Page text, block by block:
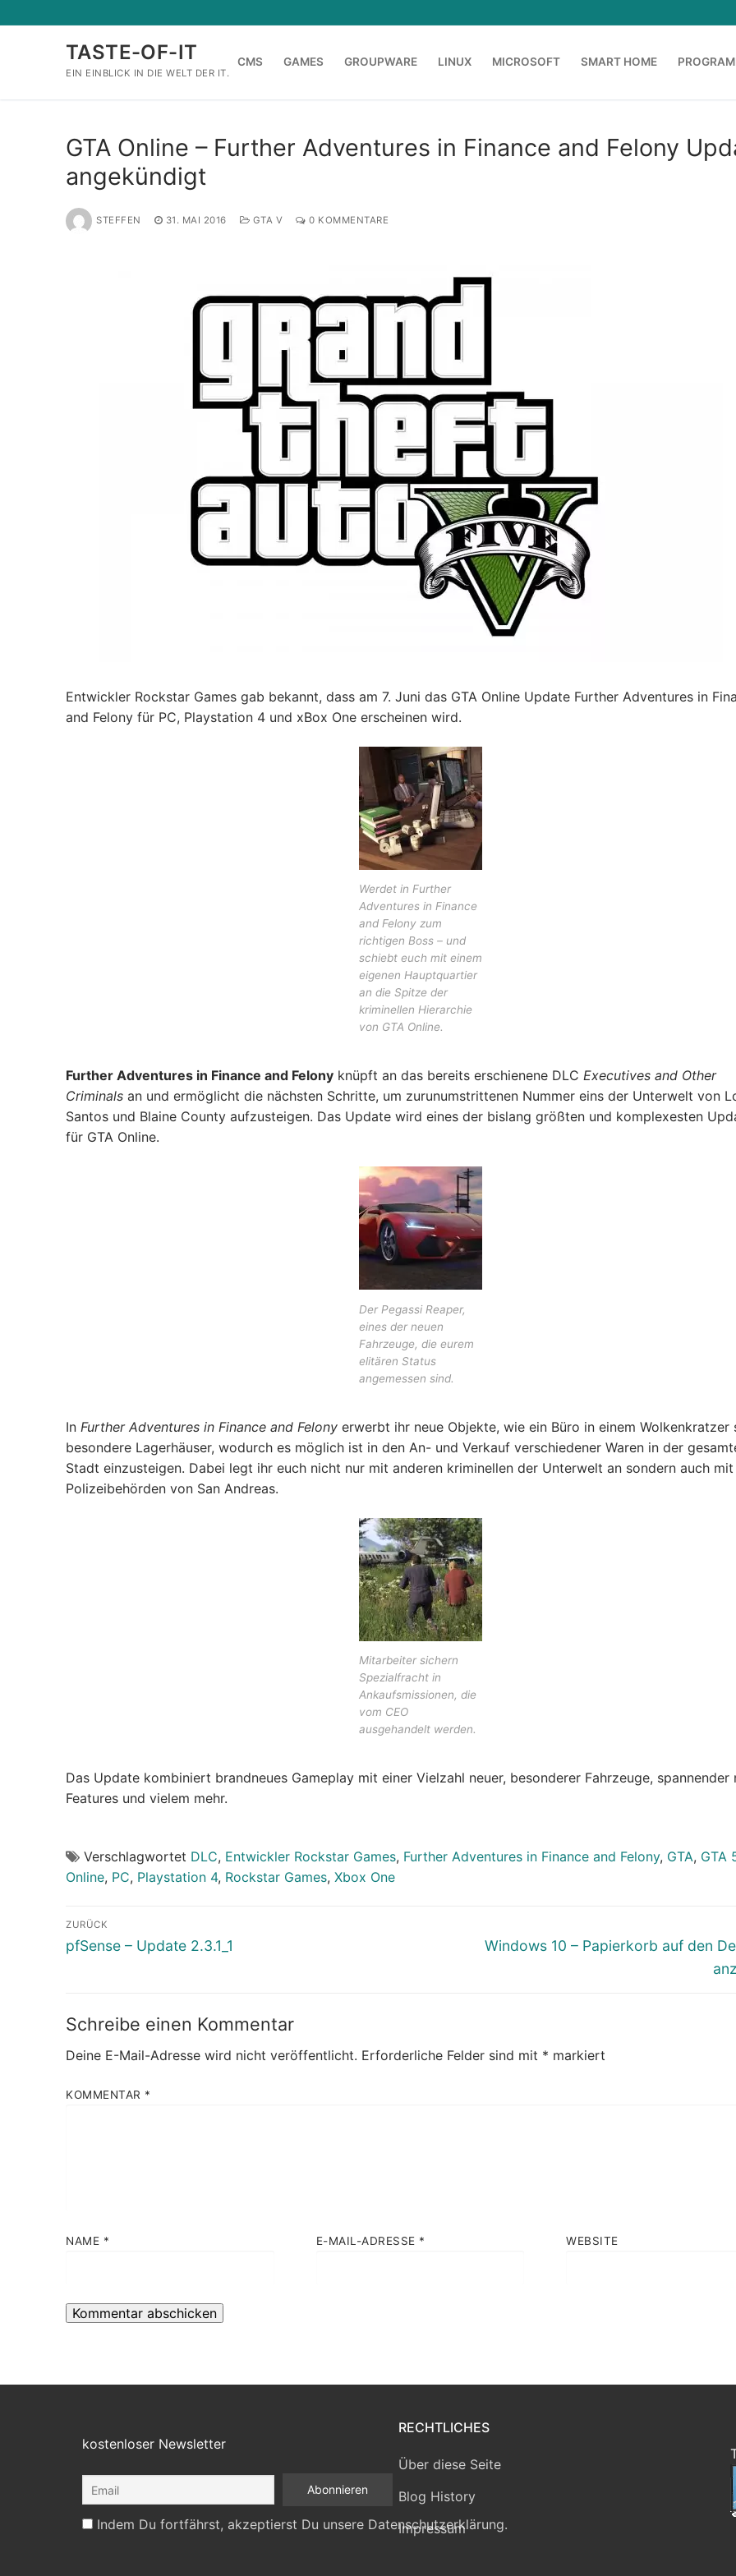
Inhalt
TASTE-OF-IT
EIN EINBLICK IN DIE WELT DER IT.
CMS GAMES GROUPWARE LINUX MICROSOFT SMART HOME
GTA Online – Further Adventures in Finance and Felony
angekündigt
STEFFEN 31. MAI 2016 GTA V 0 KOMMENTARE
Entwickler Rockstar Games gab bekannt, dass am 7. Juni das GTA Online Update Further Adventures in
and Felony für PC, Playstation 4 und xBox One erscheinen wird.
Werdet in Further
Adventures in Finance
and Felony zum
richtigen Boss – und
schiebt euch mit einem
eigenen Hauptquartier
an die Spitze der
kriminellen Hierarchie
von GTA Online.
Further Adventures in Finance and Felony knüpft an das bereits erschienene DLC Executives and Other
Criminals an und ermöglicht die nächsten Schritte, um zurunumstrittenen Nummer eins der Unterwelt von
Santos und Blaine County aufzusteigen. Das Update wird eines der bislang größten und komplexesten
für GTA Online.
Der Pegassi Reaper,
eines der neuen
Fahrzeuge, die eurem
elitären Status
angemessen sind.
In Further Adventures in Finance and Felony erwerbt ihr neue Objekte, wie ein Büro in einem Wolkenkratzer
besondere Lagerhäuser, wodurch es möglich ist in den An- und Verkauf verschiedener Waren in der
Stadt einzusteigen. Dabei legt ihr euch nicht nur mit anderen kriminellen der Unterwelt an sondern auch
Polizeibehörden von San Andreas.
Mitarbeiter sichern
Spezialfracht in
Ankaufsmissionen, die
vom CEO
ausgehandelt werden.
Das Update kombiniert brandneues Gameplay mit einer Vielzahl neuer, besonderer Fahrzeuge, spannender
Features und vielem mehr.
Verschlagwortet DLC, Entwickler Rockstar Games, Further Adventures in Finance and Felony, GTA, GTA
Online, PC, Playstation 4, Rockstar Games, Xbox One
Beitragsnavigation
ZURÜCK
Vorheriger
pfSense – Update 2.3.1_1
Nächster
Windows 10 – Papierkorb auf den
Schreibe einen Kommentar
Deine E-Mail-Adresse wird nicht veröffentlicht. Erforderliche Felder sind mit * markiert
KOMMENTAR *
NAME * E-MAIL-ADRESSE * WEBSITE
kostenloser Newsletter
Indem Du fortfährst, akzeptierst Du unsere Datenschutzerklärung.
RECHTLICHES
Über diese Seite
Blog History
Impressum